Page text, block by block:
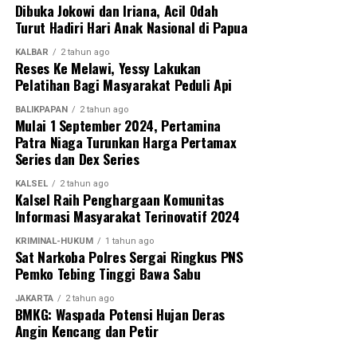
Turnamen ini diikuti 27 tim, terdiri dari 13 klub asal
Kalimantan Selatan dan 14 klub asal Kalimantan Tengah.
Dua tim terbaik dari masing-masing provinsi akan melaju
ke putaran final Pangdam XXII/Tambun Bungai Cup 2026
yang dijadwalkan berlangsung di Stadion Sangga Buana,
Kalimantan Tengah, pada 6–8 Agustus 2026.
Pangdam juga berharap dari kompetisi perdana tersebut
membawa nama harum Kalimantan Selatan dan Kalimantan
Tengah di tingkat nasional bahkan internasional.
Pembukaan turnamen semakin meriah dengan laga
perdana yang mempertemukan tim Kabupaten Tapin
melawan Kabupaten Hulu Sungai Utara (HSU). Kegiatan ini
juga mendapat dukungan penuh dari PSSI Kalimantan
Selatan, KONI Kalimantan Selatan, serta berbagai
organisasi olahraga lainnya sebagai bentuk komitmen
Dibuka Jokowi dan Iriana, Acil Odah
Turut Hadiri Hari Anak Nasional di Papua
KALBAR 2 tahun ago
Reses Ke Melawi, Yessy Lakukan
Pelatihan Bagi Masyarakat Peduli Api
BALIKPAPAN 2 tahun ago
Mulai 1 September 2024, Pertamina
Patra Niaga Turunkan Harga Pertamax
Series dan Dex Series
KALSEL 2 tahun ago
Kalsel Raih Penghargaan Komunitas
Informasi Masyarakat Terinovatif 2024
KRIMINAL-HUKUM 1 tahun ago
Sat Narkoba Polres Sergai Ringkus PNS
Pemko Tebing Tinggi Bawa Sabu
JAKARTA 2 tahun ago
BMKG: Waspada Potensi Hujan Deras
Angin Kencang dan Petir